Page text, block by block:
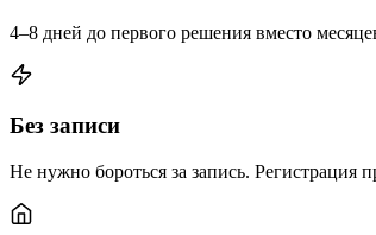
4–8 дней до первого решения вместо
Без записи
Не нужно бороться за запись. Регистрация